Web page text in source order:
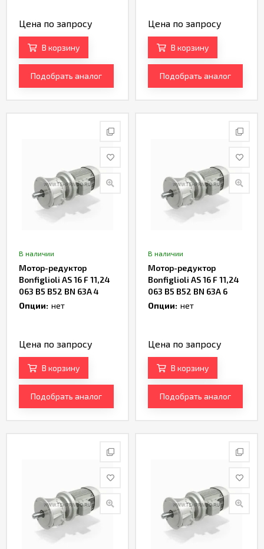
Цена по запросу
В корзину
Подобрать аналог
Цена по запросу
В корзину
Подобрать аналог
В наличии
Мотор-редуктор
Bonfiglioli AS 16 F 11,24
063 B5 B52 BN 63A 4
Артикул TH234702
Опции: нет
Цена по запросу
В корзину
Подобрать аналог
В наличии
Мотор-редуктор
Bonfiglioli AS 16 F 11,24
063 B5 B52 BN 63A 6
Артикул TH234186
Опции: нет
Цена по запросу
В корзину
Подобрать аналог